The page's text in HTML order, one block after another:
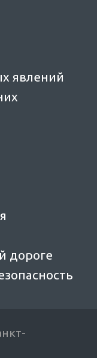
явлений
дороге